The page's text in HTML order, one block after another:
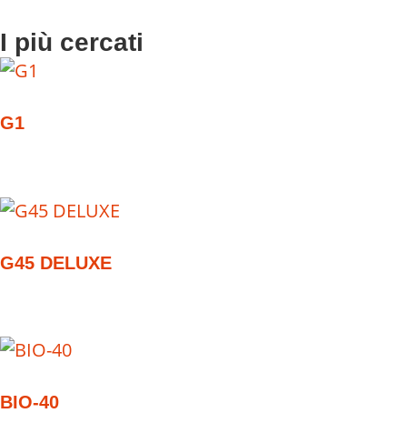
I più cercati
G1
G45 DELUXE
BIO-40